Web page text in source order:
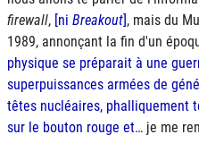
firewall, [ni Breakout], mais du
1989, annonçant la fin d'un
physique se préparait à une
superpuissances armées de
têtes nucléaires, phalliquement
sur le bouton rouge et… je me